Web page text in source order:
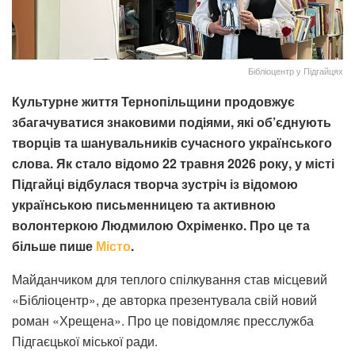
Бібліоцентр у Підгайцях
Культурне життя Тернопільщини продовжує
збагачуватися знаковими подіями, які об’єднують
творців та шанувальників сучасного українського
слова. Як стало відомо 22 травня 2026 року, у місті
Підгайці відбулася творча зустріч із відомою
українською письменницею та активною
волонтеркою Людмилою Охріменко. Про це та
більше пише Місто.
Майданчиком для теплого спілкування став місцевий
«Бібліоцентр», де авторка презентувала свій новий
роман «Хрещена». Про це повідомляє пресслужба
Підгаєцької міської ради.